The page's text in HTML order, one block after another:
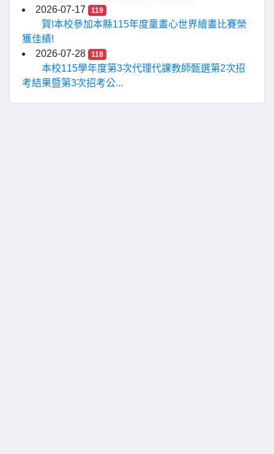
2026-07-17
119
賀!本校參加本縣115年度童畫心世界繪畫比賽榮
獲佳績!
2026-07-28
118
本校115學年度第3次代理代課教師甄選第2次招
考結果暨第3次招考公...